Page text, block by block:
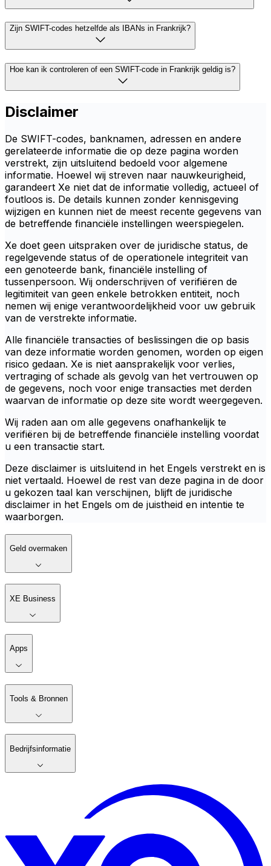
Zijn SWIFT-codes hetzelfde als IBANs in Frankrijk?
Hoe kan ik controleren of een SWIFT-code in Frankrijk geldig is?
Disclaimer
De SWIFT-codes, banknamen, adressen en andere
gerelateerde informatie die op deze pagina worden
verstrekt, zijn uitsluitend bedoeld voor algemene
informatie. Hoewel wij streven naar nauwkeurigheid,
garandeert Xe niet dat de informatie volledig, actueel of
foutloos is. De details kunnen zonder kennisgeving
wijzigen en kunnen niet de meest recente gegevens van
de betreffende financiële instellingen weerspiegelen.
Xe doet geen uitspraken over de juridische status, de
regelgevende status of de operationele integriteit van
een genoteerde bank, financiële instelling of
tussenpersoon. Wij onderschrijven of verifiëren de
legitimiteit van geen enkele betrokken entiteit, noch
nemen wij enige verantwoordelijkheid voor uw gebruik
van de verstrekte informatie.
Alle financiële transacties of beslissingen die op basis
van deze informatie worden genomen, worden op eigen
risico gedaan. Xe is niet aansprakelijk voor verlies,
vertraging of schade als gevolg van het vertrouwen op
de gegevens, noch voor enige transacties met derden
waarvan de informatie op deze site wordt weergegeven.
Wij raden aan om alle gegevens onafhankelijk te
verifiëren bij de betreffende financiële instelling voordat
u een transactie start.
Deze disclaimer is uitsluitend in het Engels verstrekt en is
niet vertaald. Hoewel de rest van deze pagina in de door
u gekozen taal kan verschijnen, blijft de juridische
disclaimer in het Engels om de juistheid en intentie te
waarborgen.
Geld overmaken
XE Business
Apps
Tools & Bronnen
Bedrijfsinformatie